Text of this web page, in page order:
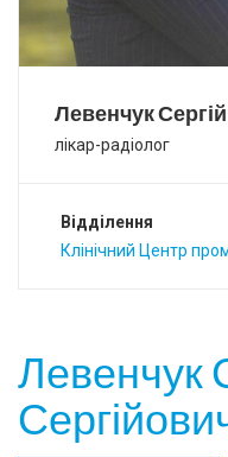
Левенчук
лікар-радіолог
Відділення
Клінічний Центр
Левенчук